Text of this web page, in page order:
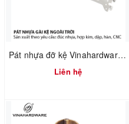
Pát nhựa đỡ kệ Vinahardware mã 1610.4.01240
Liên hệ